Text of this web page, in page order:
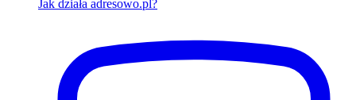
Jak działa adresowo.pl?